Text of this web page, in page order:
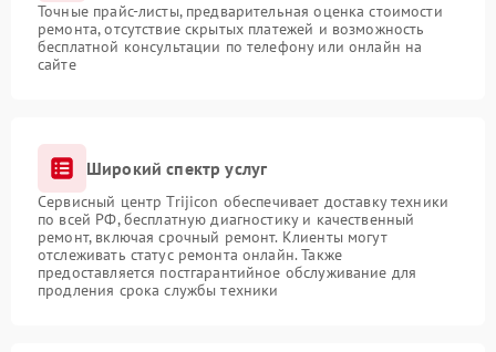
Точные прайс-листы, предварительная оценка стоимости
ремонта, отсутствие скрытых платежей и возможность
бесплатной консультации по телефону или онлайн на
сайте
Широкий спектр услуг
Сервисный центр Trijicon обеспечивает доставку техники
по всей РФ, бесплатную диагностику и качественный
ремонт, включая срочный ремонт. Клиенты могут
отслеживать статус ремонта онлайн. Также
предоставляется постгарантийное обслуживание для
продления срока службы техники